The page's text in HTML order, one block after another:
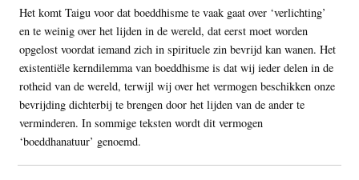
Het komt Taigu voor dat boeddhisme te vaak gaat over ‘verlichting’
en te weinig over het lijden in de wereld, dat eerst moet worden
opgelost voordat iemand zich in spirituele zin bevrijd kan wanen. Het
existentiële kerndilemma van boeddhisme is dat wij ieder delen in de
rotheid van de wereld, terwijl wij over het vermogen beschikken onze
bevrijding dichterbij te brengen door het lijden van de ander te
verminderen. In sommige teksten wordt dit vermogen
‘boeddhanatuur’ genoemd.